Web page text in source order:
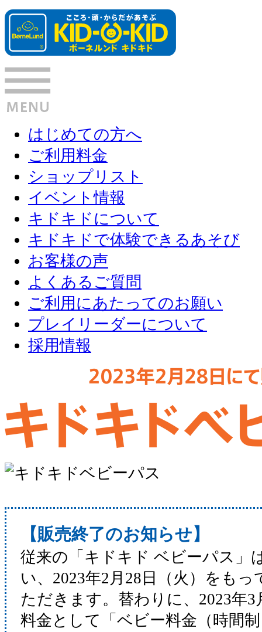
はじめての方へ
ご利用料金
ショップリスト
イベント情報
キドキドについて
キドキドで体験できるあそび
お客様の声
よくあるご質問
ご利用にあたってのお願い
プレイリーダーについて
採用情報
【販売終了のお知らせ】
従来の「キドキド ベビーパス」
い、2023年2月28日（火）をも
ただきます。替わりに、2023年
料金として「ベビー料金（時間